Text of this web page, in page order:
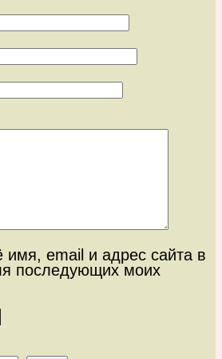
имя, email и адрес сайта в
последующих моих